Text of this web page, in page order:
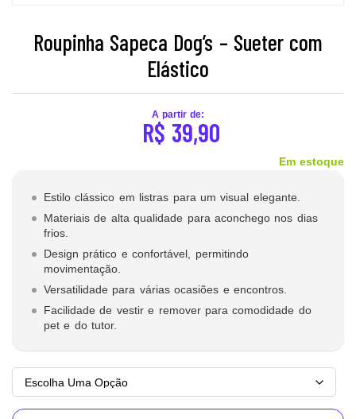
Roupinha Sapeca Dog’s – Sueter com
Elástico
A partir de:
R$ 39,90
Em estoque
Estilo clássico em listras para um visual elegante.
Materiais de alta qualidade para aconchego nos dias
frios.
Design prático e confortável, permitindo
movimentação.
Versatilidade para várias ocasiões e encontros.
Facilidade de vestir e remover para comodidade do
pet e do tutor.